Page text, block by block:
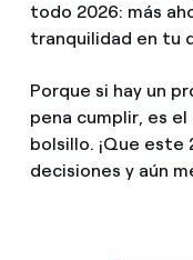
todo 2026: más
tranquilidad en tu
Porque si hay un
pena cumplir, es
bolsillo. ¡Que este
decisiones y aún